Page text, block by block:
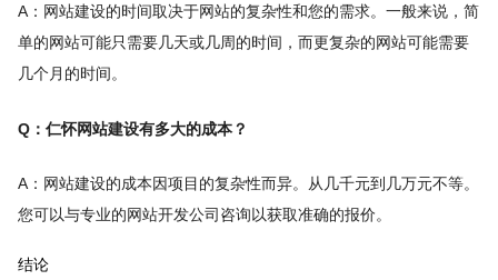
A：网站建设的时间取决于网站的复杂性和您的需求。一般来说，简
单的网站可能只需要几天或几周的时间，而更复杂的网站可能需要
几个月的时间。
Q：仁怀网站建设有多大的成本？
A：网站建设的成本因项目的复杂性而异。从几千元到几万元不等。
您可以与专业的网站开发公司咨询以获取准确的报价。
结论